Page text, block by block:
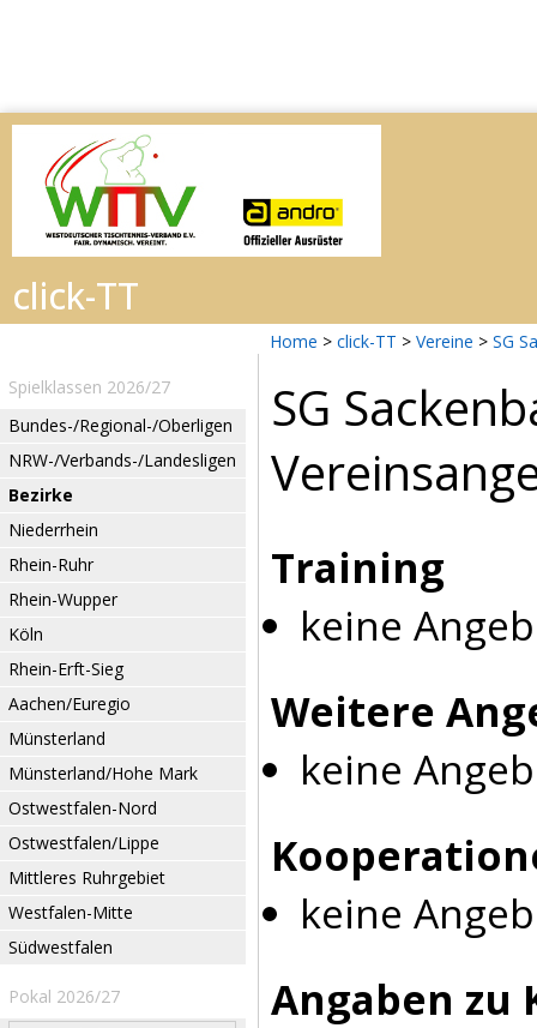
Home > click-TT > Vereine > SG
Spielklassen 2026/27
Bundes-/Regional-/Oberligen
NRW-/Verbands-/Landesligen
Bezirke
Niederrhein
Rhein-Ruhr
Rhein-Wupper
Köln
Rhein-Erft-Sieg
Aachen/Euregio
Münsterland
Münsterland/Hohe Mark
Ostwestfalen-Nord
Ostwestfalen/Lippe
Mittleres Ruhrgebiet
Westfalen-Mitte
Südwestfalen
Pokal 2026/27
SG
Training
keine
Weitere
keine
keine
Angaben